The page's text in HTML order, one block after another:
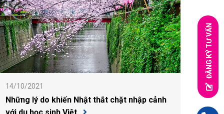
14/10/2021
Những lý do khiến Nhật thắt chặt nhập cảnh
với du học sinh Việt
ĐĂNG KÝ TƯ VẤN